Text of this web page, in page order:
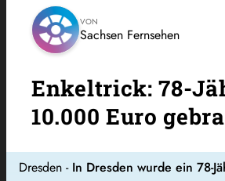
VON
Sachsen Fernsehen
Enkeltrick: 78-
10.000 Euro
Dresden - In Dresden wurde ein 78-